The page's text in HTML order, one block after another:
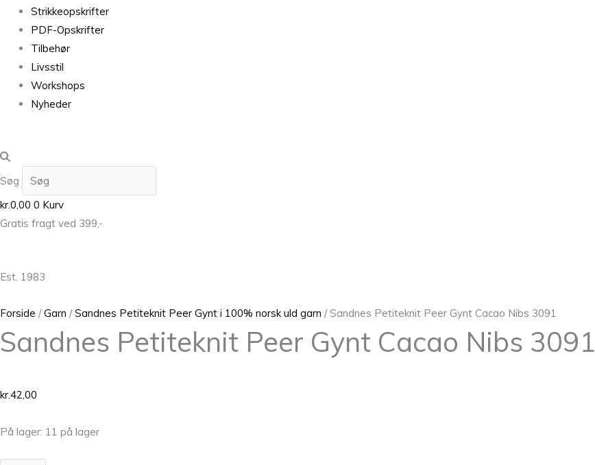
Strikkeopskrifter
PDF-Opskrifter
Tilbehør
Livsstil
Workshops
Nyheder
Søg
kr.0,00 0 Kurv
Gratis fragt ved 399,-
Est. 1983
Forside /Garn /Sandnes Petiteknit Peer Gynt i 100% norsk uld garn / Sandnes Petiteknit Peer Gynt Cacao Nibs 3091
Sandnes Petiteknit Peer Gynt Cacao Nibs 3091
kr.42,00
På lager: 11 på lager